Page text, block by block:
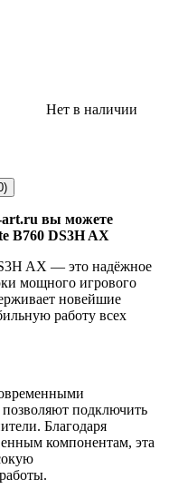
Нет в наличии
art.ru вы можете
B760 DS3H AX
AX — это надёжное
мощного игрового
новейшие
работу всех
подключить
Благодаря
компонентам, эта